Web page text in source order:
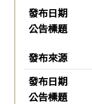
新聞列表
發布日期
公告標題
發布來源
發布日期
公告標題